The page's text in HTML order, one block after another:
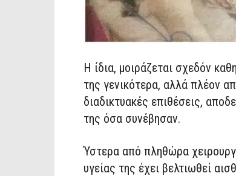
H ίδια, μοιράζεται σχεδόν
της γενικότερα, αλλά πλέον
διαδικτυακές επιθέσεις,
της όσα συνέβησαν.
Ύστερα από πληθώρα
υγείας της έχει βελτιωθεί